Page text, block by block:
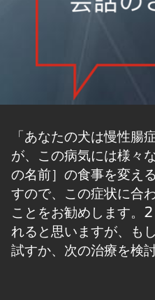
「あなたの犬は慢性腸
が、この病気には様々
の名前］の食事を変え
すので、この症状に合
ことをお勧めします。
れると思いますが、も
試すか、次の治療を検